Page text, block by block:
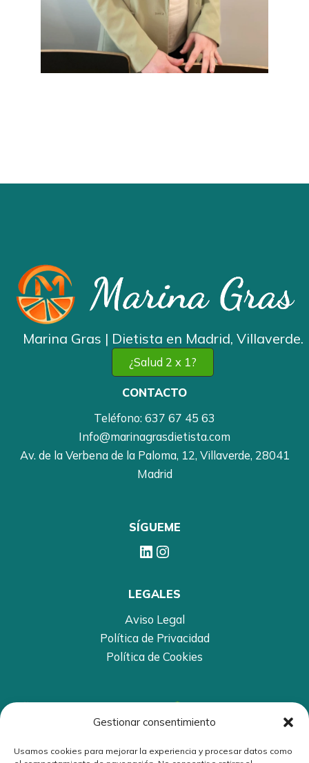
Gestionar consentimiento
Usamos cookies para mejorar la experiencia y procesar datos como
Marina Gras | Dietista en Madrid, Villaverde.
¿Salud 2 x 1?
CONTACTO
Teléfono: 637 67 45 63
Info@marinagrasdietista.com
Av. de la Verbena de la Paloma, 12, Villaverde, 28041
Madrid
SÍGUEME
LinkedIn
Instagram
LEGALES
Aviso Legal
Política de Privacidad
Política de Cookies
Marina Gras Patiño esta Colegiada por el Colegio